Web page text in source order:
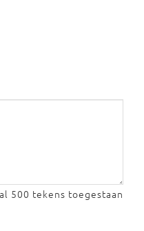
500 tekens toegestaan